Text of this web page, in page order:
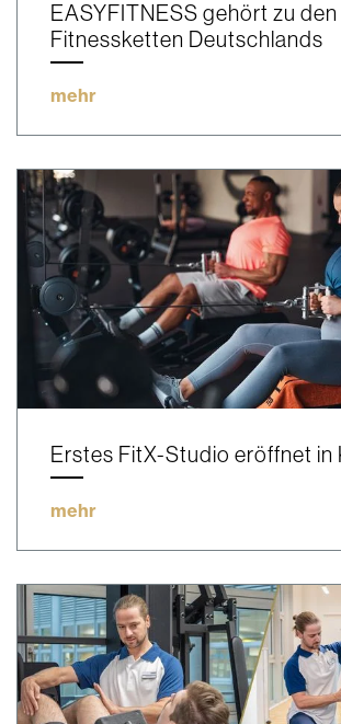
EASYFITNESS gehört zu
Fitnessketten Deutschlands
mehr
Erstes FitX-Studio eröffnet in
mehr